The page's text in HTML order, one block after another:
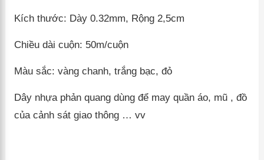
Kích thước: Dày 0.32mm, Rộng 2,5cm
Chiều dài cuộn: 50m/cuộn
Màu sắc: vàng chanh, trắng bạc, đỏ
Dây nhựa phản quang dùng để may quần áo, mũ , đồ
của cảnh sát giao thông … vv